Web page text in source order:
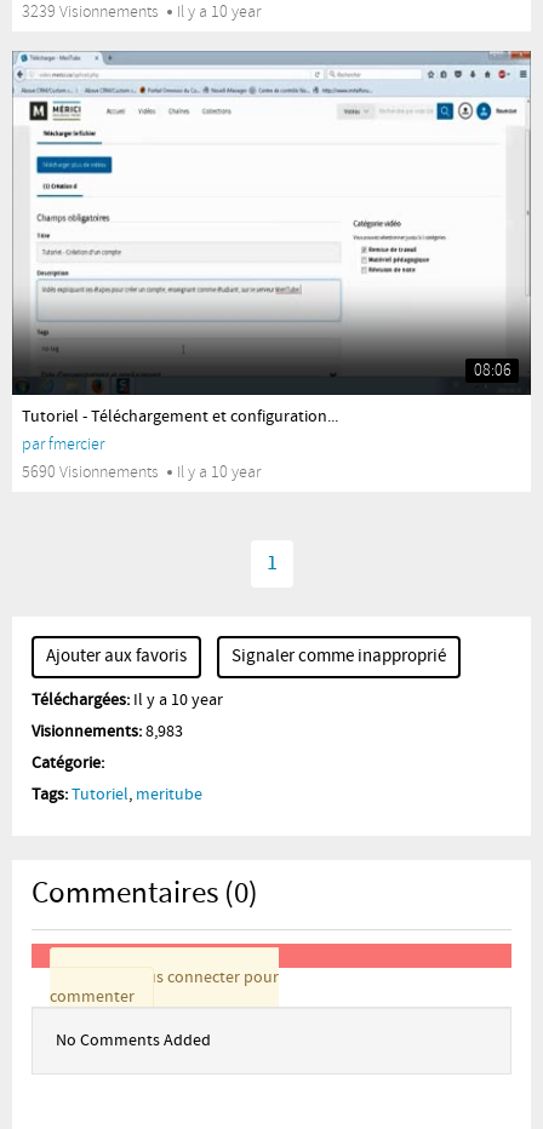
3239 Visionnements
Il y a 10 year
yes
08:06
Tutoriel - Téléchargement et configuration...
parfmercier
5690 Visionnements
Il y a 10 year
1
Ajouter aux favoris Signaler comme inapproprié
Téléchargées: Il y a 10 year
Visionnements:8,983
Catégorie:
Tags:Tutoriel, meritube
Commentaires (0)
Veuillez vous connecter pour
commenter
No Comments Added